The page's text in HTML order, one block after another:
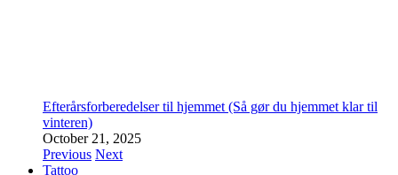
Efterårsforberedelser til hjemmet (Så gør du hjemmet klar til
vinteren)
October 21, 2025
Previous Next
Tattoo